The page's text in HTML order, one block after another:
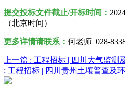
提交投标文件截止/开标时间：
（北京时间）
更多详情请联系 ： 何老师 028-
上一篇 : 工程招标 | 四川大气监测
: 工程招标 | 四川贵州土壤普查及